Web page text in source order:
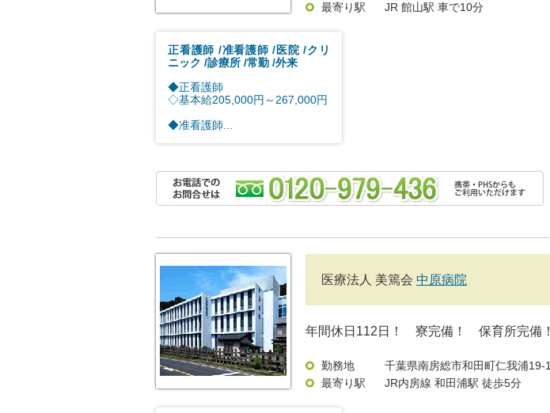
最寄り駅
JR 館山駅 車で10分
正看護師 准看護師 医院
クリ
ニック
診療所 常勤 外来
◆正看護師
◇基本給205,000円～267,000円
◆准看護師...
医療法人 美篶会 中原病院
年間休日112日！ 寮完備！ 保育所完備！
勤務地
千葉県南房総市和田町仁我浦19-1
最寄り駅
JR内房線 和田浦駅 徒歩5分